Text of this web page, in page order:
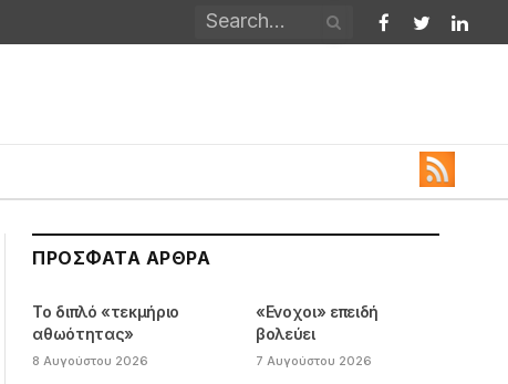
Facebook
Twitter
ΠΡΌΣΦΑΤΑ ΆΡΘΡΑ
Το διπλό «τεκμήριο
αθωότητας»
8 Αυγούστου 2026
«Ενοχοι» επειδή
βολεύει
7 Αυγούστου 2026